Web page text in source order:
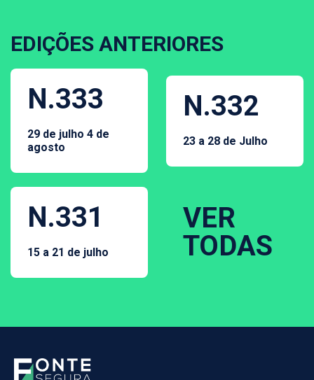
EDIÇÕES ANTERIORES
N.333
29 de julho 4 de
agosto
N.332
23 a 28 de Julho
N.331
15 a 21 de julho
VER
TODAS